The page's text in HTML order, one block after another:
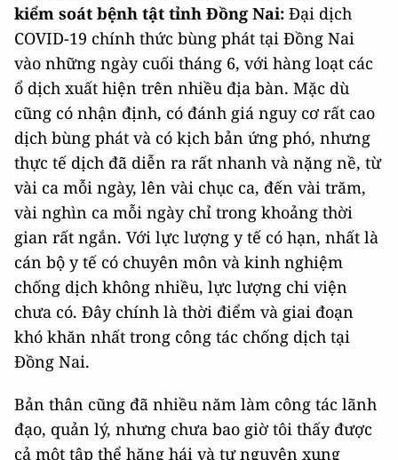
kiểm soát bệnh tật tỉnh Đồng Nai: Đại dịch
COVID-19 chính thức bùng phát tại Đồng Nai
vào những ngày cuối tháng 6, với hàng loạt các
ổ dịch xuất hiện trên nhiều địa bàn. Mặc dù
cũng có nhận định, có đánh giá nguy cơ rất cao
dịch bùng phát và có kịch bản ứng phó, nhưng
thực tế dịch đã diễn ra rất nhanh và nặng nề, từ
vài ca mỗi ngày, lên vài chục ca, đến vài trăm,
vài nghìn ca mỗi ngày chỉ trong khoảng thời
gian rất ngắn. Với lực lượng y tế có hạn, nhất là
cán bộ y tế có chuyên môn và kinh nghiệm
chống dịch không nhiều, lực lượng chi viện
chưa có. Đây chính là thời điểm và giai đoạn
khó khăn nhất trong công tác chống dịch tại
Đồng Nai.
Bản thân cũng đã nhiều năm làm công tác lãnh
đạo, quản lý, nhưng chưa bao giờ tôi thấy được
cả một tập thể hăng hái và tự nguyện xung